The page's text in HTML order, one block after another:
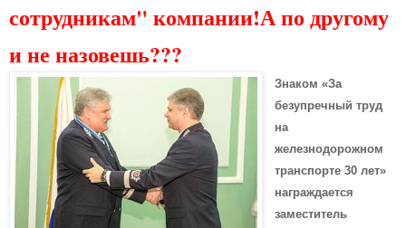
сотрудникам" компании!А по другому
и не назовешь???
Знаком «За
безупречный труд
на
железнодорожном
транспорте 30 лет»
награждается
заместитель